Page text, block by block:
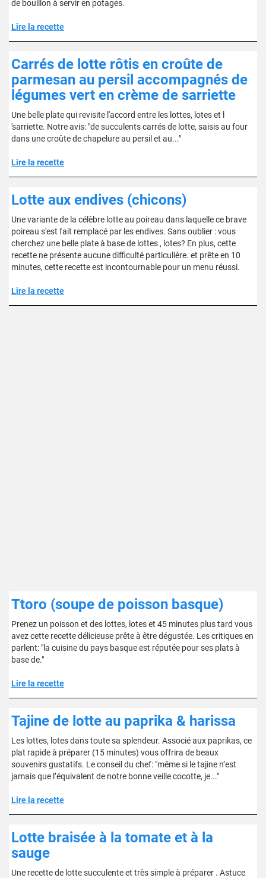
de bouillon à servir en potages.
Lire la recette
Carrés de lotte rôtis en croûte de
parmesan au persil accompagnés de
légumes vert en crème de sarriette
Une belle plate qui revisite l'accord entre les lottes, lotes et l
'sarriette. Notre avis: "de succulents carrés de lotte, saisis au four
dans une croûte de chapelure au persil et au..."
Lire la recette
Lotte aux endives (chicons)
Une variante de la célèbre lotte au poireau dans laquelle ce brave
poireau s'est fait remplacé par les endives. Sans oublier : vous
cherchez une belle plate à base de lottes , lotes? En plus, cette
recette ne présente aucune difficulté particulière. et prête en 10
minutes, cette recette est incontournable pour un menu réussi.
Lire la recette
Ttoro (soupe de poisson basque)
Prenez un poisson et des lottes, lotes et 45 minutes plus tard vous
avez cette recette délicieuse prête à être dégustée. Les critiques en
parlent: "la cuisine du pays basque est réputée pour ses plats à
base de."
Lire la recette
Tajine de lotte au paprika & harissa
Les lottes, lotes dans toute sa splendeur. Associé aux paprikas, ce
plat rapide à préparer (15 minutes) vous offrira de beaux
souvenirs gustatifs. Le conseil du chef: "même si le tajine n’est
jamais que l’équivalent de notre bonne veille cocotte, je..."
Lire la recette
Lotte braisée à la tomate et à la
sauge
Une recette de lotte succulente et très simple à préparer . Astuce